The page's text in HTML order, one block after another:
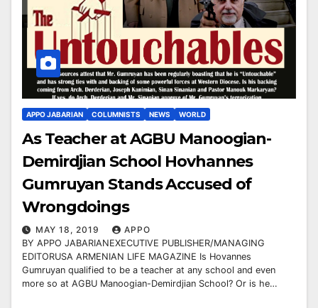
APPO JABARIAN COLUMNISTS NEWS WORLD
As Teacher at AGBU Manoogian-
Demirdjian School Hovhannes
Gumruyan Stands Accused of
Wrongdoings
MAY 18, 2019
APPO
BY APPO JABARIANEXECUTIVE PUBLISHER/MANAGING
EDITORUSA ARMENIAN LIFE MAGAZINE Is Hovannes
Gumruyan qualified to be a teacher at any school and even
more so at AGBU Manoogian-Demirdjian School? Or is he…